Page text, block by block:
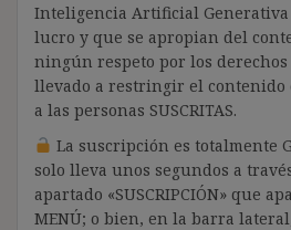
Inteligencia Artificial Generativa
lucro y que se apropian del
ningún respeto por los derechos
llevado a restringir el contenido
a las personas SUSCRITAS.
La suscripción es totalmente
solo lleva unos segundos a
apartado «SUSCRIPCIÓN» que
MENÚ; o bien, en la barra lateral,